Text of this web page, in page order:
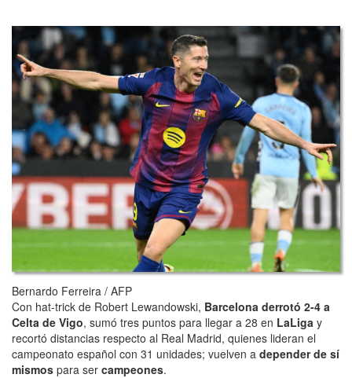
Bernardo Ferreira / AFP
Con hat-trick de Robert Lewandowski, Barcelona derrotó 2-4 a
Celta de Vigo, sumó tres puntos para llegar a 28 en LaLiga y
recortó distancias respecto al Real Madrid, quienes lideran el
campeonato español con 31 unidades; vuelven a depender de sí
mismos para ser campeones.